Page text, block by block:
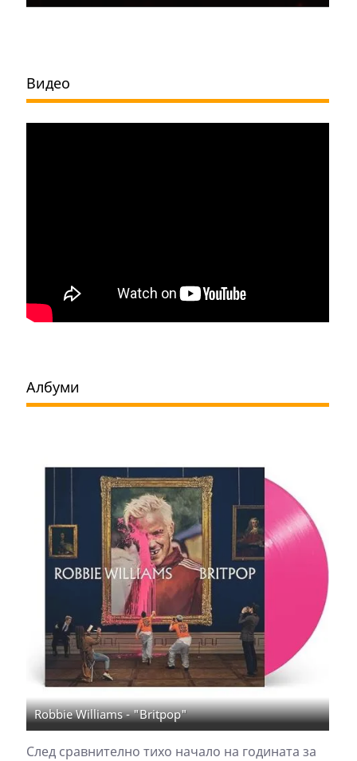
Видео
Албуми
Robbie Williams - "Britpop"
След сравнително тихо начало на годината за